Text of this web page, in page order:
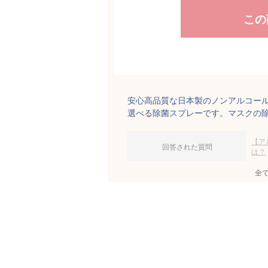
こ
安心高品質な日本製のノンアルコー
選べる除菌スプレーです。マスクの
回答された質問
【
は？
全